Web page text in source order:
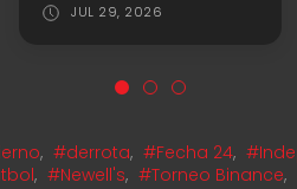
JUL 29, 2026
, #derrota, #Fecha 24,
, #Newell's, #Torneo Binance,